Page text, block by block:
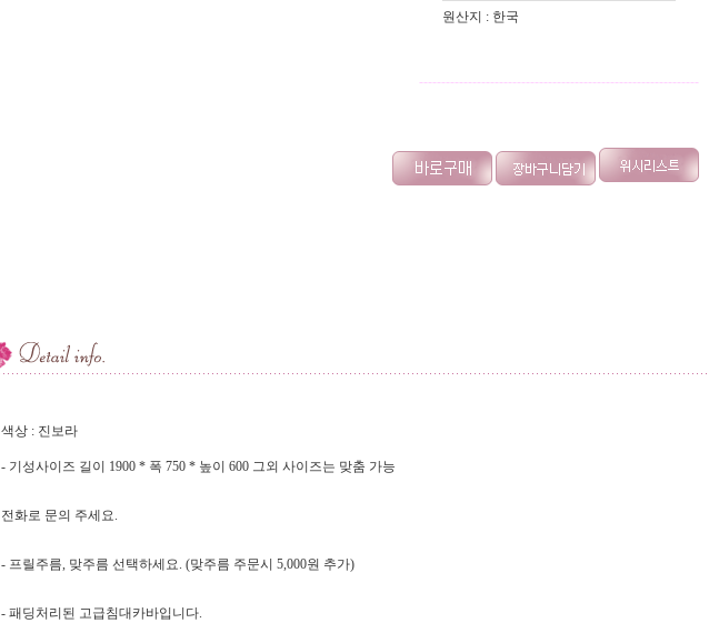
원산지 : 한국
---------------------------------------------------------------
색상 : 진보라
- 기성사이즈 길이 1900 * 폭 750 * 높이 600 그외 사이즈는 맞춤 가능
전화로 문의 주세요.
- 프릴주름, 맞주름 선택하세요. (맞주름 주문시 5,000원 추가)
- 패딩처리된 고급침대카바입니다.